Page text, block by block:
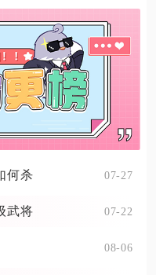
何杀 07-27
武将 07-22
08-06